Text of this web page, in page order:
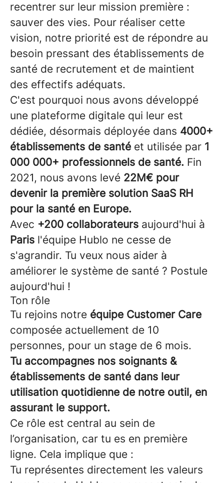
recentrer sur leur mission première :
sauver des vies. Pour réaliser cette
vision, notre priorité est de répondre au
besoin pressant des établissements de
santé de recrutement et de maintient
des effectifs adéquats.
C'est pourquoi nous avons développé
une plateforme digitale qui leur est
dédiée, désormais déployée dans 4000+
établissements de santé et utilisée par 1
000 000+ professionnels de santé. Fin
2021, nous avons levé 22M€ pour
devenir la première solution SaaS RH
pour la santé en Europe.
Avec +200 collaborateurs aujourd'hui à
Paris l'équipe Hublo ne cesse de
s'agrandir. Tu veux nous aider à
améliorer le système de santé ? Postule
aujourd'hui !
Ton rôle
Tu rejoins notre équipe Customer Care
composée actuellement de 10
personnes, pour un stage de 6 mois.
Tu accompagnes nos soignants &
établissements de santé dans leur
utilisation quotidienne de notre outil, en
assurant le support.
Ce rôle est central au sein de
l’organisation, car tu es en première
ligne. Cela implique que :
Tu représentes directement les valeurs